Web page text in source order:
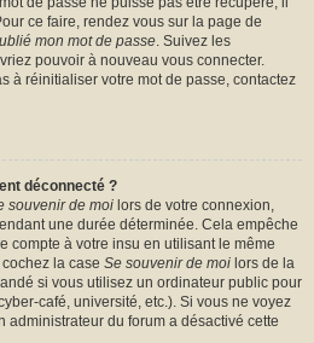
ce faire, rendez vous sur la page de
mon mot de passe. Suivez les
pouvoir à nouveau vous connecter.
à réinitialiser votre mot de passe, contactez
déconnecté ?
souvenir de moi lors de votre connexion,
une durée déterminée. Cela empêche
compte à votre insu en utilisant le même
la case Se souvenir de moi lors de la
si vous utilisez un ordinateur public pour
café, université, etc.). Si vous ne voyez
administrateur du forum a désactivé cette